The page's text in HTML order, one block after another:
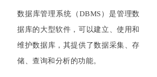
数据库管理系统（DBMS）是管理数
据库的大型软件，可以建立、使用和
维护数据库，其提供了数据采集、存
储、查询和分析的功能。